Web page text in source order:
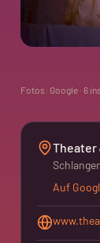
Fotos: Google · 6
Theater
Auf